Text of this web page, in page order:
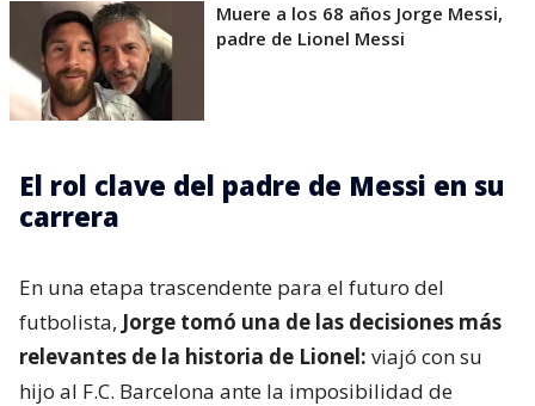
Muere a los 68 años Jorge Messi,
padre de Lionel Messi
El rol clave del padre de Messi en su
carrera
En una etapa trascendente para el futuro del
futbolista, Jorge tomó una de las decisiones más
relevantes de la historia de Lionel: viajó con su
hijo al F.C. Barcelona ante la imposibilidad de